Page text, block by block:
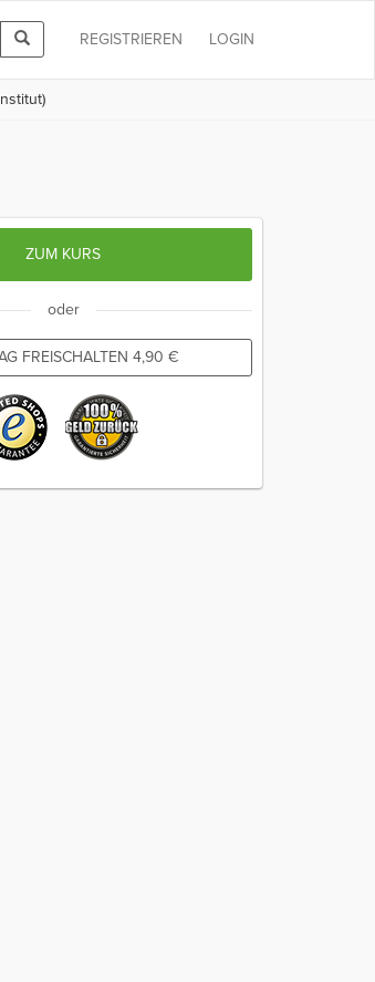
LOGIN
REGISTRIEREN
ZUM KURS
oder
FREISCHALTEN 4,90 €